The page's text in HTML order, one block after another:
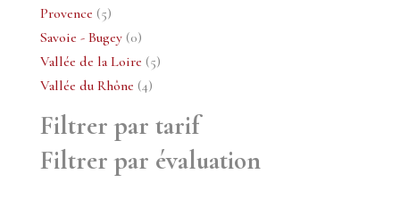
Provence 55
produits
Savoie - Bugey 00
produit
Vallée de la Loire 55
Vallée du Rhône 44
Filtrer par tarif
Filtrer par évaluation